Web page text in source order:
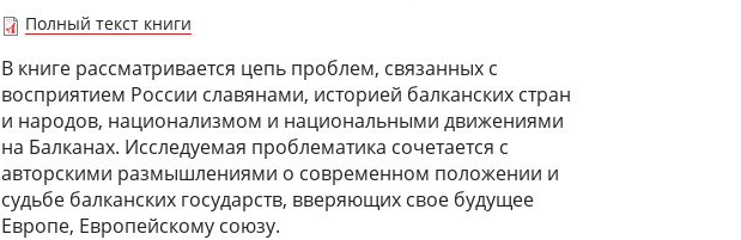
Полный текст книги
В книге рассматривается цепь проблем, связанных с
восприятием России славянами, историей балканских стран
и народов, национализмом и национальными движениями
на Балканах. Исследуемая проблематика сочетается с
авторскими размышлениями о современном положении и
судьбе балканских государств, вверяющих свое будущее
Европе, Европейскому союзу.